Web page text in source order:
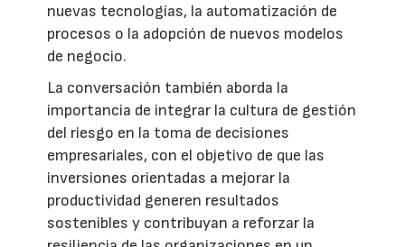
nuevas tecnologías, la automatización de
procesos o la adopción de nuevos modelos
de negocio.
La conversación también aborda la
importancia de integrar la cultura de gestión
del riesgo en la toma de decisiones
empresariales, con el objetivo de que las
inversiones orientadas a mejorar la
productividad generen resultados
sostenibles y contribuyan a reforzar la